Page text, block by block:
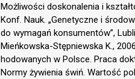
Możliwości doskonalenia i
Konf. Nauk. „Genetyczne i
do wymagań konsumentów”,
Mieńkowska-Stępniewska K.,
hodowanych w Polsce. Praca
Normy żywienia świń. Wartość